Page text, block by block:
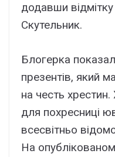
додавши
Скутельник.
Блогерка
презентів, який
на честь
для похресниці
всесвітньо
На